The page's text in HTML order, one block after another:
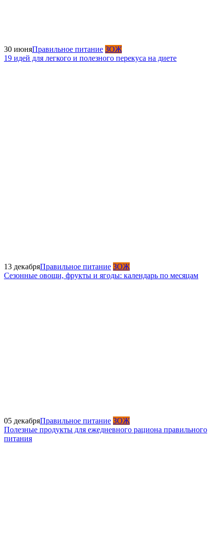
30 июняПравильное питание ЗОЖ
19 идей для легкого и полезного перекуса на диете
13 декабряПравильное питание ЗОЖ
Сезонные овощи, фрукты и ягоды: календарь по месяцам
05 декабряПравильное питание ЗОЖ
Полезные продукты для ежедневного рациона правильного
питания